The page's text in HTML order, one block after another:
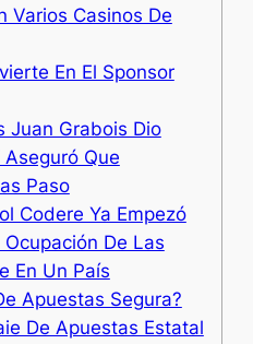
Varios Casinos De
En El Sponsor
Juan Grabois Dio
Que
Paso
Codere Ya Empezó
De Las
En Un País
Apuestas Segura?
De Apuestas Estatal